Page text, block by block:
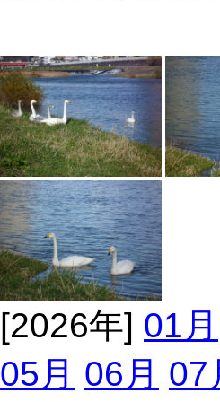
[2026年] 01月
05月 06月 07